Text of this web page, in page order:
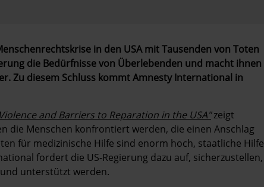
in den USA mit Tausenden von Toten
die Bedürfnisse von Überlebenden und macht ihnen
Zu diesem Schluss kommt Amnesty International in
and Barriers to Reparation in the USA" zeigt
die Menschen konfrontiert werden, die einen Anschlag
für medizinische Hilfe sind enorm hoch, staatliche Hilfe
fordert die US-Regierung dazu auf, sicherzustellen,
unterstützt werden.